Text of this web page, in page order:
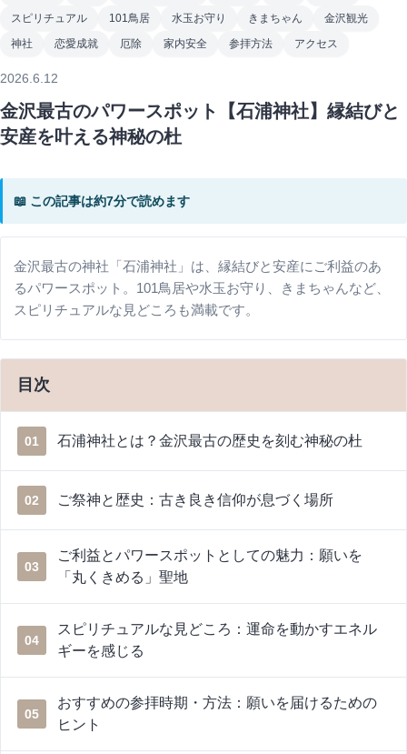
スピリチュアル
101鳥居 水玉お守り きまちゃん
金沢観光
神社
恋愛成就 厄除 家内安全 参拝方法 アクセス
2026.6.12
金沢最古のパワースポット【石浦神社】縁結びと
安産を叶える神秘の杜
📖 この記事は約7分で読めます
金沢最古の神社「石浦神社」は、縁結びと安産にご利益のあ
るパワースポット。101鳥居や水玉お守り、きまちゃんなど、
スピリチュアルな見どころも満載です。
目次
01 石浦神社とは？金沢最古の歴史を刻む神秘の杜
02 ご祭神と歴史：古き良き信仰が息づく場所
03
ご利益とパワースポットとしての魅力：願いを
「丸くきめる」聖地
04
スピリチュアルな見どころ：運命を動かすエネル
ギーを感じる
05
おすすめの参拝時期・方法：願いを届けるための
ヒント